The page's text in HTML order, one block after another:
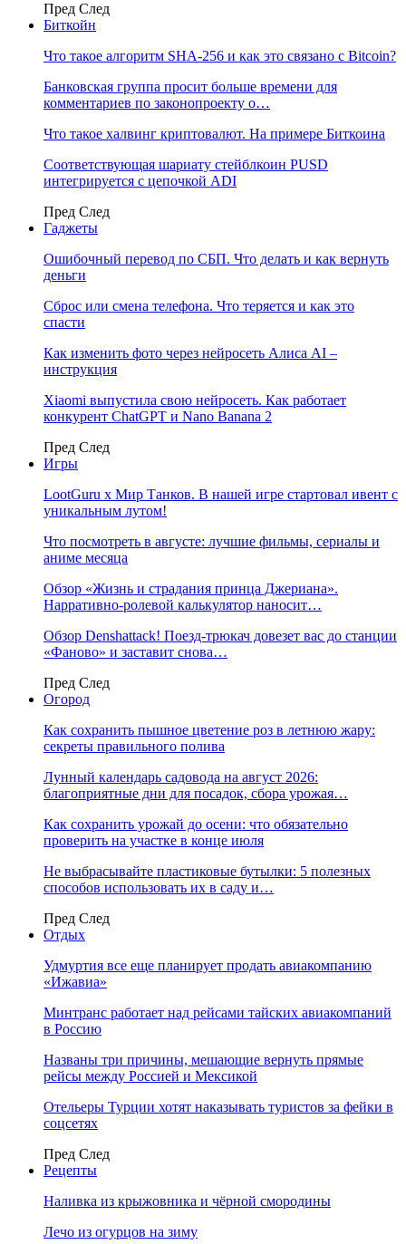
Пред След
Биткойн
Что такое алгоритм SHA-256 и как это связано с Bitcoin?
Банковская группа просит больше времени для
комментариев по законопроекту о…
Что такое халвинг криптовалют. На примере Биткоина
Соответствующая шариату стейблкоин PUSD
интегрируется с цепочкой ADI
Пред След
Гаджеты
Ошибочный перевод по СБП. Что делать и как вернуть
деньги
Сброс или смена телефона. Что теряется и как это
спасти
Как изменить фото через нейросеть Алиса AI –
инструкция
Xiaomi выпустила свою нейросеть. Как работает
конкурент ChatGPT и Nano Banana 2
Пред След
Игры
LootGuru x Мир Танков. В нашей игре стартовал ивент с
уникальным лутом!
Что посмотреть в августе: лучшие фильмы, сериалы и
аниме месяца
Обзор «Жизнь и страдания принца Джериана».
Нарративно-ролевой калькулятор наносит…
Обзор Denshattack! Поезд-трюкач довезет вас до станции
«Фаново» и заставит снова…
Пред След
Огород
Как сохранить пышное цветение роз в летнюю жару:
секреты правильного полива
Лунный календарь садовода на август 2026:
благоприятные дни для посадок, сбора урожая…
Как сохранить урожай до осени: что обязательно
проверить на участке в конце июля
Не выбрасывайте пластиковые бутылки: 5 полезных
способов использовать их в саду и…
Пред След
Отдых
Удмуртия все еще планирует продать авиакомпанию
«Ижавиа»
Минтранс работает над рейсами тайских авиакомпаний
в Россию
Названы три причины, мешающие вернуть прямые
рейсы между Россией и Мексикой
Отельеры Турции хотят наказывать туристов за фейки в
соцсетях
Пред След
Рецепты
Наливка из крыжовника и чёрной смородины
Лечо из огурцов на зиму